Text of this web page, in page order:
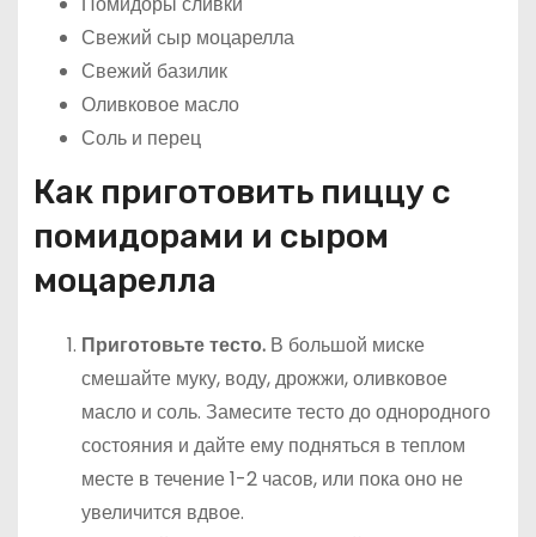
Свежий сыр моцарелла
Свежий базилик
Оливковое масло
Соль и перец
Как приготовить пиццу с
помидорами и сыром
моцарелла
Приготовьте тесто.В большой миске
смешайте муку, воду, дрожжи, оливковое
масло и соль. Замесите тесто до однородного
состояния и дайте ему подняться в теплом
месте в течение 1-2 часов, или пока оно не
увеличится вдвое.